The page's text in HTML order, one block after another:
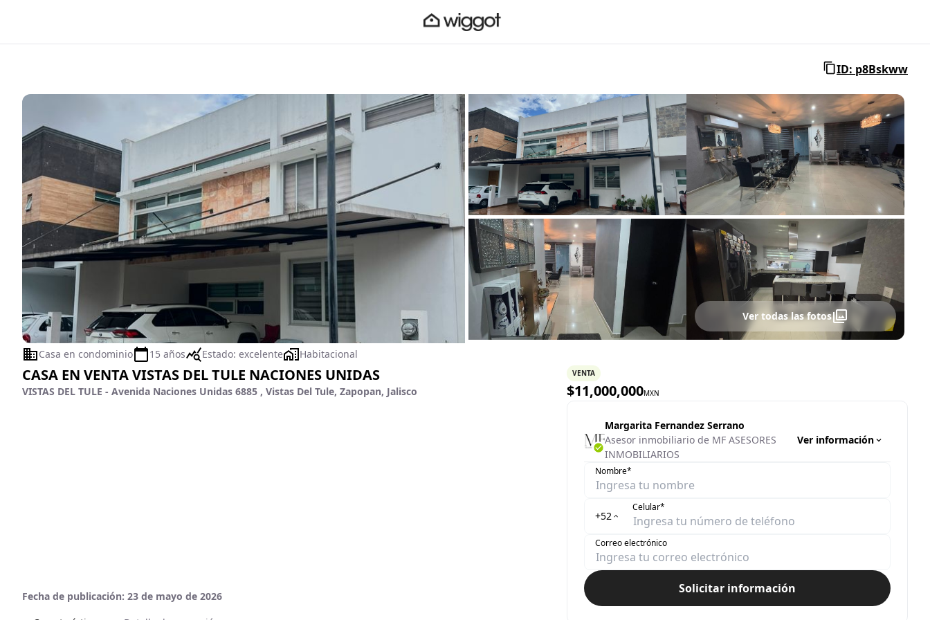
ID: p8Bskww
Ver todas las fotos
Casa en condominio 15 años Estado: excelente Habitacional
CASA EN VENTA VISTAS DEL TULE NACIONES UNIDAS
VISTAS DEL TULE - Avenida Naciones Unidas 6885 , Vistas Del Tule, Zapopan, Jalisco
Fecha de publicación: 23 de mayo de 2026
VENTA
$11,000,000MXN
Margarita Fernandez Serrano
Asesor inmobiliario de MF ASESORES
INMOBILIARIOS
Ver información
Nombre*
+52
Celular*
Correo electrónico
Solicitar información